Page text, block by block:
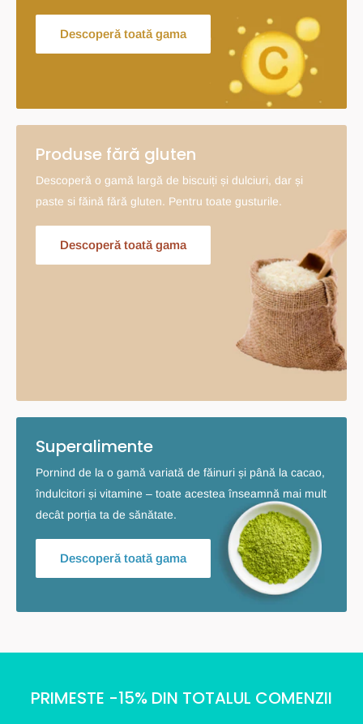
Descoperă toată gama
Produse fără gluten
Descoperă o gamă largă de biscuiți și dulciuri, dar și
paste si făină fără gluten. Pentru toate gusturile.
Descoperă toată gama
Superalimente
Pornind de la o gamă variată de făinuri și până la cacao,
îndulcitori și vitamine – toate acestea înseamnă mai mult
decât porția ta de sănătate.
Descoperă toată gama
PRIMESTE -15% DIN TOTALUL COMENZII